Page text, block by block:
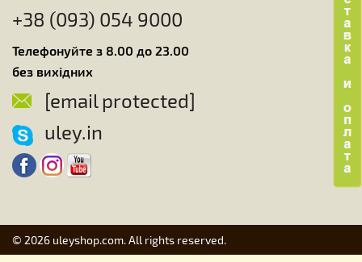
+38 (093) 054 9000
Телефонуйте з 8.00 до 23.00
без вихідних
[email protected]
uley.in
© 2026 uleyshop.com. All rights reserved.